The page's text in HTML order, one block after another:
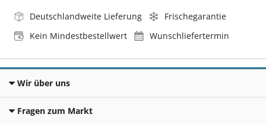
Deutschlandweite Lieferung
Frischegarantie
Kein Mindestbestellwert
Wunschliefertermin
Wir über uns
Fragen zum Markt